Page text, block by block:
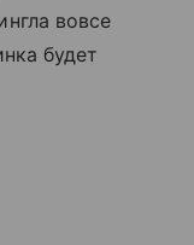
вовсе
будет